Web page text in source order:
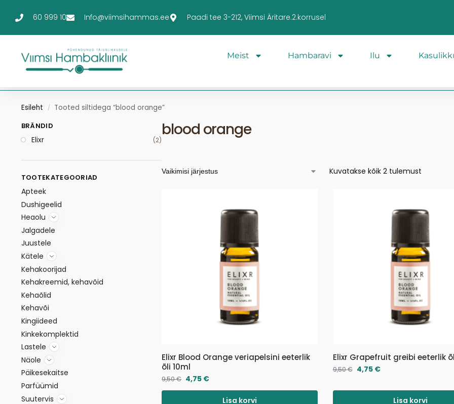
60 999 10 Info@viimsihammas.ee Paadi tee 3-212, Viimsi Äritare.2.korrusel
Meist Hambaravi Ilu
Esileht / Tooted siltidega “blood orange”
blood orange
Kuvatakse kõik 2 tulemust
Elixr Blood Orange veriapelsini eeterlik
õli 10ml
9,50€ 4,75 €
Lisa korvi
Elixr Grapefruit greibi eeterlik
9,50€ 4,75 €
Lisa korvi
BRÄNDID
Elixr (2)
TOOTEKATEGOORIAD
Apteek
Dushigeelid
Heaolu
Jalgadele
Juustele
Kätele
Kehakoorijad
Kehakreemid, kehavõid
Kehaõlid
Kehavõi
Kingiideed
Kinkekomplektid
Lastele
Näole
Päikesekaitse
Parfüümid
Suutervis